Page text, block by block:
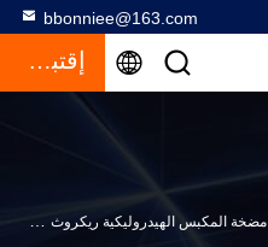
bbonniee@163.com
إقتباس
مضخة المكبس الهيدروليكية ريكروث >